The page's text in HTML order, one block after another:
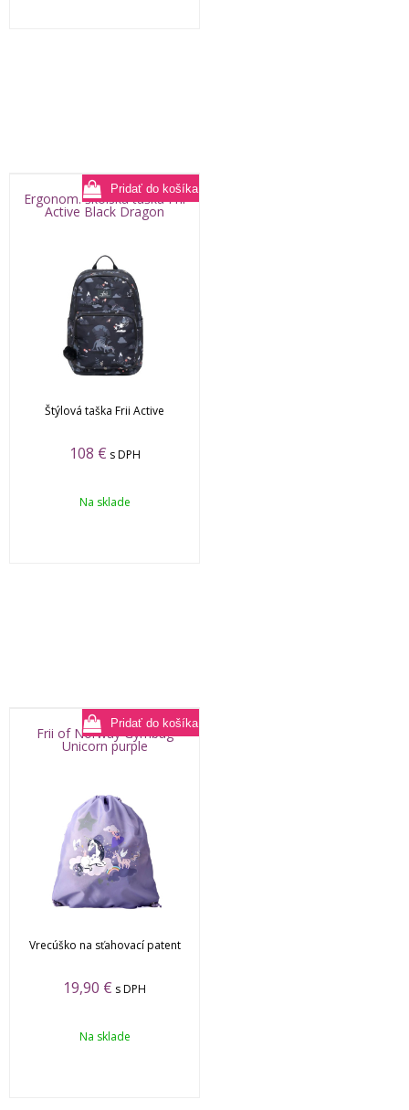
Ergonom. školská taška Frii
Active Black Dragon
Štýlová taška Frii Active
108 € s DPH
Na sklade
Frii of Norway Gymbag
Unicorn purple
Vrecúško na sťahovací patent
19,90 € s DPH
Na sklade